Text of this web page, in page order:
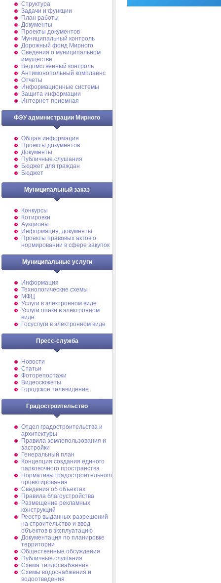
Структура
Задачи и функции
План работы
Документы
Проекты документов
Муниципальный контроль
Дорожный фонд Мирного
Cведения о муниципальном
имуществе
Ведомственный контроль
Антимонопольный комплаенс
Отчеты
Информационные системы
Защита информации
Интернет-приемная
ФЭУ администрации Мирного
Общая информация
Проекты документов
Документы
Публичные слушания
Бюджет для граждан
Бюджет
Муниципальный заказ
Конкурсы
Котировки
Аукционы
Информация, документы
Проекты правовых актов о
нормировании в сфере закупок
Муниципальные услуги
Информация
Технологические схемы
МФЦ
Услуги в электронном виде
Услуги опеки в электронном
виде
Госуслуги в электронном виде
Пресс-служба
Новости
Статьи
Фоторепортажи
Видеосюжеты
Городское телевидение
Градостроительство
Отдел градостроительства и
архитектуры
Правила землепользования и
застройки
Генеральный план
Концепция создания единого
парковочного пространства
Нормативы градостроительного
проектирования
Сведения об объектах
Правила благоустройства
Размещение рекламных
конструкций
Реестр выданных разрешений
на строительство и ввод
объектов в эксплуатацию
Документация по планировке
территории
Общественные обсуждения
Публичные слушания
Схема теплоснабжения
Схемы водоснабжения и
водоотведения